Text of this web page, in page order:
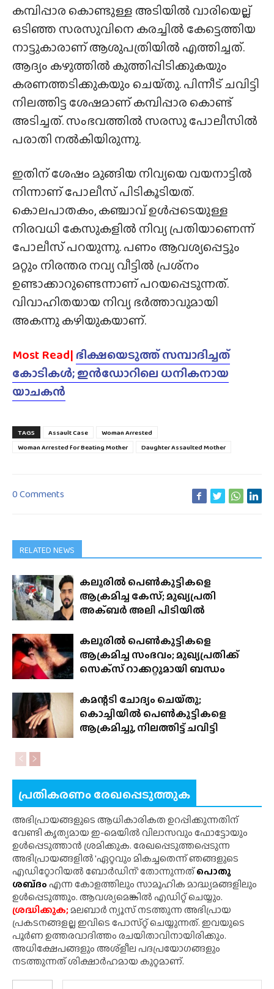
കമ്പിപ്പാര കൊണ്ടുള്ള അടിയിൽ വാരിയെല്ല്
ഒടിഞ്ഞ സരസുവിനെ കരച്ചിൽ കേട്ടെത്തിയ
നാട്ടുകാരാണ് ആശുപത്രിയിൽ എത്തിച്ചത്.
ആദ്യം കഴുത്തിൽ കുത്തിപ്പിടിക്കുകയും
കരണത്തടിക്കുകയും ചെയ്‌തു. പിന്നീട് ചവിട്ടി
നിലത്തിട്ട ശേഷമാണ് കമ്പിപ്പാര കൊണ്ട്
അടിച്ചത്. സംഭവത്തിൽ സരസു പോലീസിൽ
പരാതി നൽകിയിരുന്നു.
ഇതിന് ശേഷം മുങ്ങിയ നിവ്യയെ വയനാട്ടിൽ
നിന്നാണ് പോലീസ് പിടികൂടിയത്.
കൊലപാതകം, കഞ്ചാവ് ഉൾപ്പടെയുള്ള
നിരവധി കേസുകളിൽ നിവ്യ പ്രതിയാണെന്ന്
പോലീസ് പറയുന്നു. പണം ആവശ്യപ്പെട്ടും
മറ്റും നിരന്തര നവ്യ വീട്ടിൽ പ്രശ്‌നം
ഉണ്ടാക്കാറുണ്ടെന്നാണ് പറയപ്പെടുന്നത്.
വിവാഹിതയായ നിവ്യ ഭർത്താവുമായി
അകന്നു കഴിയുകയാണ്.
Most Read| ഭിക്ഷയെടുത്ത് സമ്പാദിച്ചത്
കോടികൾ; ഇൻഡോറിലെ ധനികനായ
യാചകൻ
TAGS Assault Case
Woman Arrested
Woman Arrested for Beating Mother
Daughter Assaulted Mother
0 Comments
RELATED NEWS
കലൂരിൽ പെൺകുട്ടികളെ
ആക്രമിച്ച കേസ്; മുഖ്യപ്രതി
അക്ബർ അലി പിടിയിൽ
കലൂരിൽ പെൺകുട്ടികളെ
ആക്രമിച്ച സംഭവം; മുഖ്യപ്രതിക്ക്
സെക്‌സ് റാക്കറ്റുമായി ബന്ധം
കമന്റടി ചോദ്യം ചെയ്‌തു;
കൊച്ചിയിൽ പെൺകുട്ടികളെ
ആക്രമിച്ചു, നിലത്തിട്ട് ചവിട്ടി
പ്രതികരണം രേഖപ്പെടുത്തുക
അഭിപ്രായങ്ങളുടെ ആധികാരികത ഉറപ്പിക്കുന്നതിന്
വേണ്ടി കൃത്യമായ ഇ-മെയിൽ വിലാസവും ഫോട്ടോയും
ഉൾപ്പെടുത്താൻ ശ്രമിക്കുക. രേഖപ്പെടുത്തപ്പെടുന്ന
അഭിപ്രായങ്ങളിൽ 'ഏറ്റവും മികച്ചതെന്ന് ഞങ്ങളുടെ
എഡിറ്റോറിയൽ ബോർഡിന്' തോന്നുന്നത്പൊതു
ശബ്‌ദംഎന്ന കോളത്തിലും സാമൂഹിക മാദ്ധ്യമങ്ങളിലും
ഉൾപ്പെടുത്തും. ആവശ്യമെങ്കിൽ എഡിറ്റ് ചെയ്യും.
ശ്രദ്ധിക്കുക;മലബാർ ന്യൂസ് നടത്തുന്ന അഭിപ്രായ
പ്രകടനങ്ങളല്ല ഇവിടെ പോസ്‌റ്റ് ചെയ്യുന്നത്. ഇവയുടെ
പൂർണ ഉത്തരവാദിത്തം രചയിതാവിനായിരിക്കും.
അധിക്ഷേപങ്ങളും അശ്‌ളീല പദപ്രയോഗങ്ങളും
നടത്തുന്നത് ശിക്ഷാർഹമായ കുറ്റമാണ്.